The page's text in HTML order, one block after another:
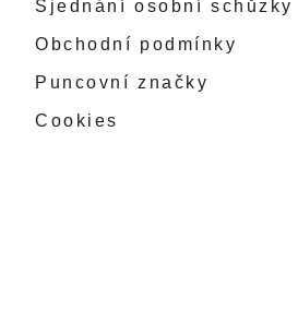
Sjednání osobní schůzky
Obchodní podmínky
Puncovní značky
Cookies